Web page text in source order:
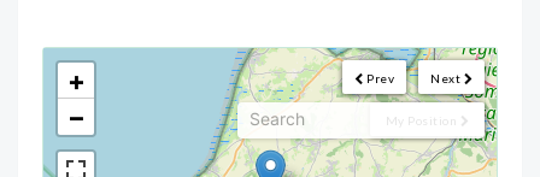
Next
Prev
My Position
<!---->
+
−